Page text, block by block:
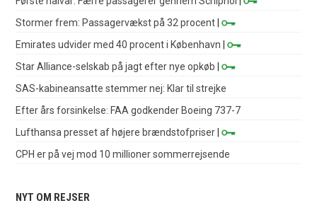
Stormer frem: Passagervækst på 32 procent |
Emirates udvider med 40 procent i København |
Star Alliance-selskab på jagt efter nye opkøb |
SAS-kabineansatte stemmer nej: Klar til strejke
Efter års forsinkelse: FAA godkender Boeing 737-7
Lufthansa presset af højere brændstofpriser |
CPH er på vej mod 10 millioner sommerrejsende
NYT OM REJSER